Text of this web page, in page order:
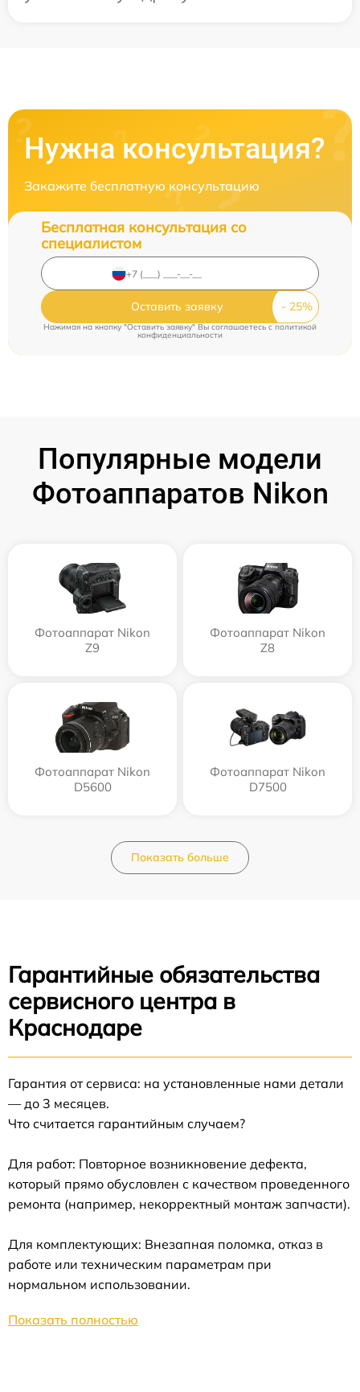
Нужна консультация?
Закажите бесплатную консультацию
Бесплатная консультация со
специалистом
Оставить заявку
Нажимая на кнопку "Оставить заявку" Вы соглашаетесь cполитикой
конфиденциальности
Популярные модели
Фотоаппаратов Nikon
Фотоаппарат Nikon
Z9
Фотоаппарат Nikon
Z8
Фотоаппарат Nikon
D5600
Фотоаппарат Nikon
D7500
Показать больше
Гарантийные обязательства
сервисного центра в
Краснодаре
Гарантия от сервиса: на установленные нами детали
— до 3 месяцев.
Что считается гарантийным случаем?
Для работ: Повторное возникновение дефекта,
который прямо обусловлен с качеством проведенного
ремонта (например, некорректный монтаж запчасти).
Для комплектующих: Внезапная поломка, отказ в
работе или техническим параметрам при
нормальном использовании.
Показать полностью